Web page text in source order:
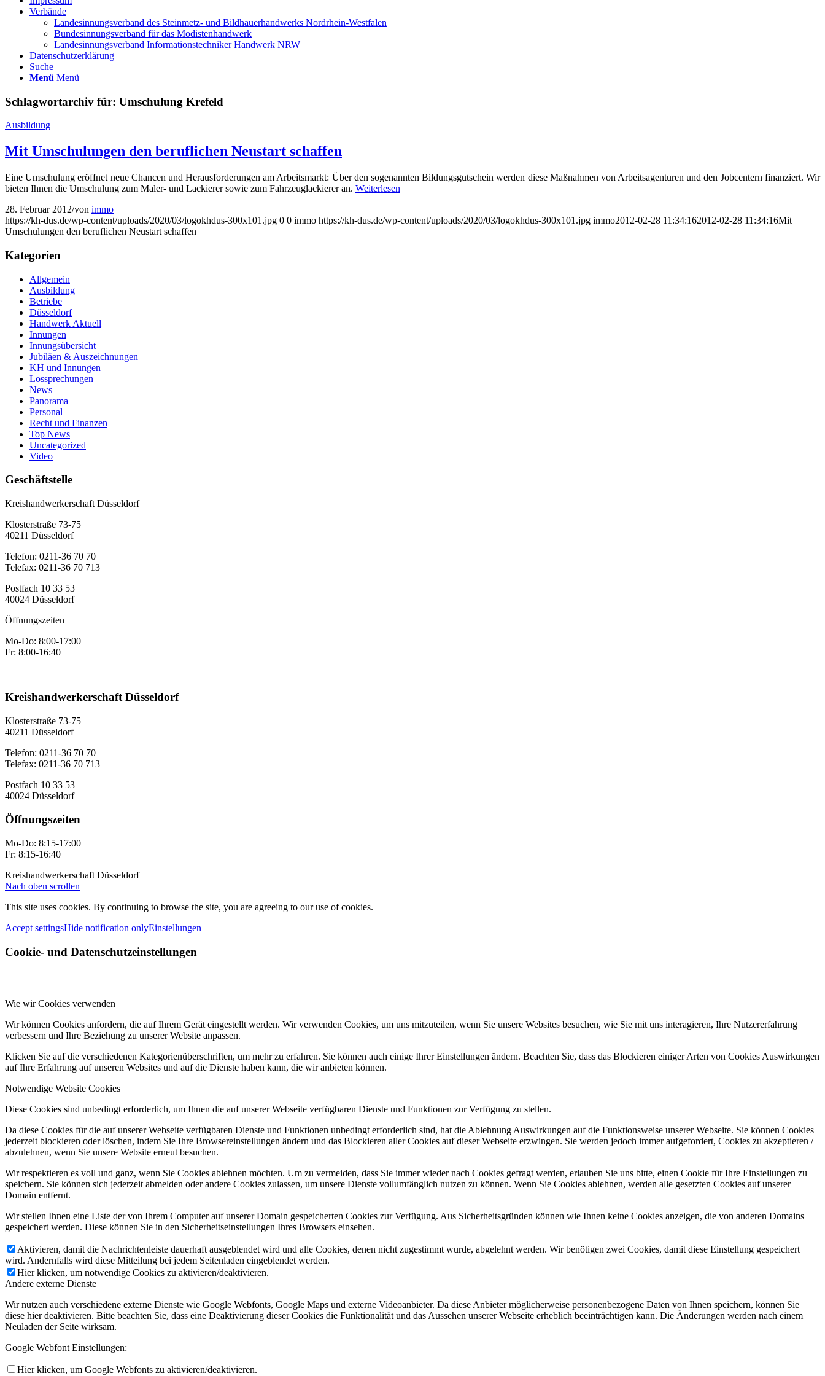
Verbände
Landesinnungsverband des Steinmetz- und Bildhauerhandwerks Nordrhein-Westfalen
Bundesinnungsverband für das Modistenhandwerk
Landesinnungsverband Informationstechniker Handwerk NRW
Datenschutzerklärung
Suche
Menü Menü
Schlagwortarchiv für: Umschulung Krefeld
Ausbildung
Mit Umschulungen den beruflichen Neustart schaffen
Eine Umschulung eröffnet neue Chancen und Herausforderungen am Arbeitsmarkt: Über den sogenannten Bildungsgutschein werden diese Maßnahmen von Arbeitsagenturen und den Jobcentern finanziert. Wir
bieten Ihnen die Umschulung zum Maler- und Lackierer sowie zum Fahrzeuglackierer an. Weiterlesen
28. Februar 2012/von immo
https://kh-dus.de/wp-content/uploads/2020/03/logokhdus-300x101.jpg 0 0 immo https://kh-dus.de/wp-content/uploads/2020/03/logokhdus-300x101.jpg immo2012-02-28 11:34:162012-02-28 11:34:16Mit
Umschulungen den beruflichen Neustart schaffen
Kategorien
Allgemein
Ausbildung
Betriebe
Düsseldorf
Handwerk Aktuell
Innungen
Innungsübersicht
Jubiläen & Auszeichnungen
KH und Innungen
Lossprechungen
News
Panorama
Personal
Recht und Finanzen
Top News
Uncategorized
Video
Geschäftstelle
Kreishandwerkerschaft Düsseldorf
Klosterstraße 73-75
40211 Düsseldorf
Telefon: 0211-36 70 70
Telefax: 0211-36 70 713
Postfach 10 33 53
40024 Düsseldorf
Öffnungszeiten
Mo-Do: 8:00-17:00
Fr: 8:00-16:40
Kreishandwerkerschaft Düsseldorf
Klosterstraße 73-75
40211 Düsseldorf
Telefon: 0211-36 70 70
Telefax: 0211-36 70 713
Postfach 10 33 53
40024 Düsseldorf
Öffnungszeiten
Mo-Do: 8:15-17:00
Fr: 8:15-16:40
Kreishandwerkerschaft Düsseldorf
Nach oben scrollen
This site uses cookies. By continuing to browse the site, you are agreeing to our use of cookies.
Accept settingsHide notification onlyEinstellungen
Cookie- und Datenschutzeinstellungen
Wie wir Cookies verwenden
Wir können Cookies anfordern, die auf Ihrem Gerät eingestellt werden. Wir verwenden Cookies, um uns mitzuteilen, wenn Sie unsere Websites besuchen, wie Sie mit uns interagieren, Ihre Nutzererfahrung
verbessern und Ihre Beziehung zu unserer Website anpassen.
Klicken Sie auf die verschiedenen Kategorienüberschriften, um mehr zu erfahren. Sie können auch einige Ihrer Einstellungen ändern. Beachten Sie, dass das Blockieren einiger Arten von Cookies Auswirkungen
auf Ihre Erfahrung auf unseren Websites und auf die Dienste haben kann, die wir anbieten können.
Notwendige Website Cookies
Diese Cookies sind unbedingt erforderlich, um Ihnen die auf unserer Webseite verfügbaren Dienste und Funktionen zur Verfügung zu stellen.
Da diese Cookies für die auf unserer Webseite verfügbaren Dienste und Funktionen unbedingt erforderlich sind, hat die Ablehnung Auswirkungen auf die Funktionsweise unserer Webseite. Sie können Cookies
jederzeit blockieren oder löschen, indem Sie Ihre Browsereinstellungen ändern und das Blockieren aller Cookies auf dieser Webseite erzwingen. Sie werden jedoch immer aufgefordert, Cookies zu akzeptieren /
abzulehnen, wenn Sie unsere Website erneut besuchen.
Wir respektieren es voll und ganz, wenn Sie Cookies ablehnen möchten. Um zu vermeiden, dass Sie immer wieder nach Cookies gefragt werden, erlauben Sie uns bitte, einen Cookie für Ihre Einstellungen zu
speichern. Sie können sich jederzeit abmelden oder andere Cookies zulassen, um unsere Dienste vollumfänglich nutzen zu können. Wenn Sie Cookies ablehnen, werden alle gesetzten Cookies auf unserer
Domain entfernt.
Wir stellen Ihnen eine Liste der von Ihrem Computer auf unserer Domain gespeicherten Cookies zur Verfügung. Aus Sicherheitsgründen können wie Ihnen keine Cookies anzeigen, die von anderen Domains
gespeichert werden. Diese können Sie in den Sicherheitseinstellungen Ihres Browsers einsehen.
Aktivieren, damit die Nachrichtenleiste dauerhaft ausgeblendet wird und alle Cookies, denen nicht zugestimmt wurde, abgelehnt werden. Wir benötigen zwei Cookies, damit diese Einstellung gespeichert
wird. Andernfalls wird diese Mitteilung bei jedem Seitenladen eingeblendet werden.
Hier klicken, um notwendige Cookies zu aktivieren/deaktivieren.
Andere externe Dienste
Wir nutzen auch verschiedene externe Dienste wie Google Webfonts, Google Maps und externe Videoanbieter. Da diese Anbieter möglicherweise personenbezogene Daten von Ihnen speichern, können Sie
diese hier deaktivieren. Bitte beachten Sie, dass eine Deaktivierung dieser Cookies die Funktionalität und das Aussehen unserer Webseite erheblich beeinträchtigen kann. Die Änderungen werden nach einem
Neuladen der Seite wirksam.
Google Webfont Einstellungen:
Hier klicken, um Google Webfonts zu aktivieren/deaktivieren.